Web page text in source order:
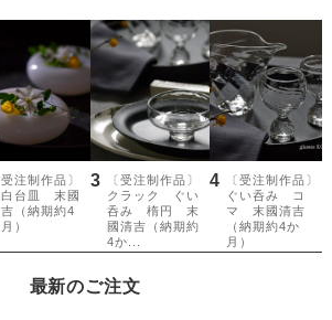
最新のご注文